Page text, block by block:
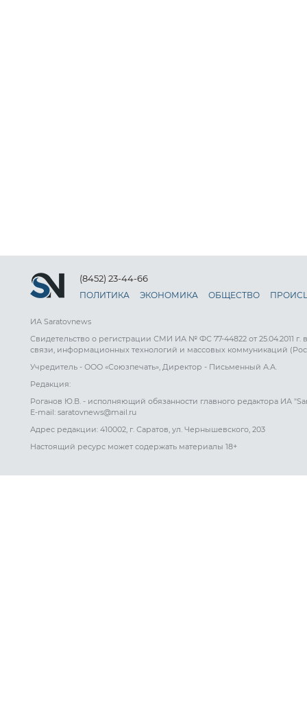
(8452) 23-44-66
ПОЛИТИКА ЭКОНОМИКА ОБЩЕСТВО
ИА Saratovnews
Свидетельство о регистрации СМИ ИА № ФС 77-44822 от 25.04.2011
связи, информационных технологий и массовых коммуникаций
Учредитель - ООО «Союзпечать», Директор - Письменный А.А.
Редакция:
Роганов Ю.В. - исполняющий обязанности главного редактора ИА
E-mail: saratovnews@mail.ru
Адрес редакции: 410002, г. Саратов, ул. Чернышевского, 203
Настоящий ресурс может содержать материалы 18+